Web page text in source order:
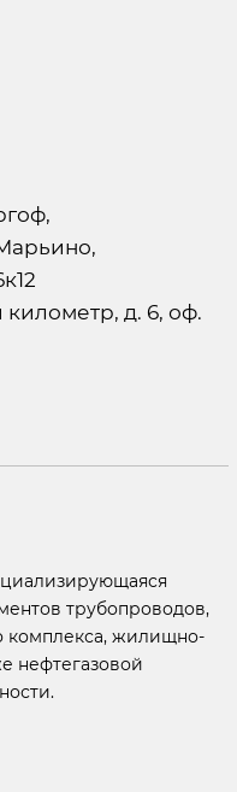
д. 6, оф.
трубопроводов,
комплекса, жилищно-
нефтегазовой